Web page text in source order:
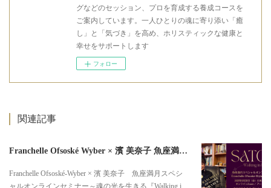
グなどのセッション、プロを育成する養成コースを
ご案内しています。一人ひとりの魂に寄り添い「癒
し」と「気づき」を高め、ホリスティックな健康と
幸せをサポートします
フォロー
関連記事
Franchelle Ofsoské Wyber × 濱 美奈子 魚座満月スペシャルオンラインセミナー
Franchelle Ofsoské-Wyber × 濱 美奈子 魚座満月スペシ
ャルオンラインセミナー～魂の光を生きる『Walking i…